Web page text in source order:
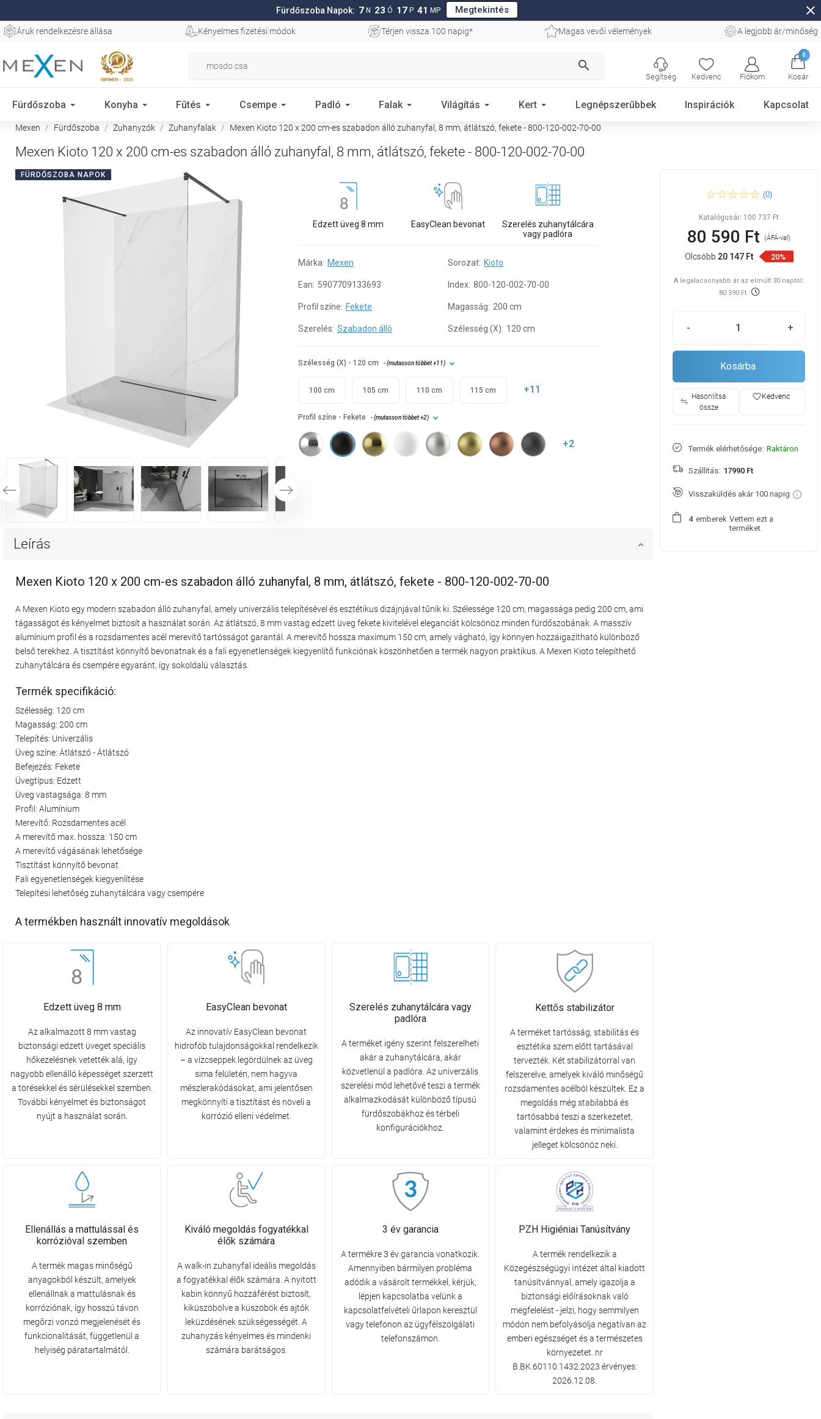
Fürdőszoba Napok: 7 N 23 Ó 17 P 40 MP Megtekintés close
Áruk rendelkezésre állása Kényelmes fizetési módok Térjen vissza 100 napig* Magas vevői vélemények A legjobb ár/minőség
search
Kedvenc Fiókom
0
Kosár
Segítség
Fürdőszoba Konyha Fűtés Csempe Padló Falak Világítás Kert Legnépszerűbbek Inspirációk Kapcsolat
Mexen Fürdőszoba Zuhanyzók Zuhanyfalak Mexen Kioto 120 x 200 cm-es szabadon álló zuhanyfal, 8 mm, átlátszó, fekete - 800-120-002-70-00
Mexen Kioto 120 x 200 cm-es szabadon álló zuhanyfal, 8 mm, átlátszó, fekete - 800-120-002-70-00
FÜRDŐSZOBA NAPOK
Edzett üveg 8 mm EasyClean bevonat
Szerelés zuhanytálcára
vagy padlóra
Márka: Mexen Sorozat: Kioto
Ean: 5907709133693 Index: 800-120-002-70-00
Profil színe: Fekete Magasság: 200 cm
Szerelés: Szabadon álló Szélesség (X): 120 cm
Profil színe - Fekete - (mutasson többet+2)
+2
Szélesség (X) - 120 cm - (mutasson többet+11)
100 cm 105 cm 110 cm 115 cm +11
Leírás
Mexen Kioto 120 x 200 cm-es szabadon álló zuhanyfal, 8 mm, átlátszó, fekete - 800-120-002-70-00
A Mexen Kioto egy modern szabadon álló zuhanyfal, amely univerzális telepítésével és esztétikus dizájnjával tűnik ki. Szélessége 120 cm, magassága pedig 200 cm, ami
tágasságot és kényelmet biztosít a használat során. Az átlátszó, 8 mm vastag edzett üveg fekete kivitelével eleganciát kölcsönöz minden fürdőszobának. A masszív
alumínium profil és a rozsdamentes acél merevítő tartósságot garantál. A merevítő hossza maximum 150 cm, amely vágható, így könnyen hozzáigazítható különböző
belső terekhez. A tisztítást könnyítő bevonatnak és a fali egyenetlenségek kiegyenlítő funkciónak köszönhetően a termék nagyon praktikus. A Mexen Kioto telepíthető
zuhanytálcára és csempére egyaránt, így sokoldalú választás.
Termék specifikáció:
Szélesség: 120 cm
Magasság: 200 cm
Telepítés: Univerzális
Üveg színe: Átlátszó - Átlátszó
Befejezés: Fekete
Üvegtípus: Edzett
Üveg vastagsága: 8 mm
Profil: Alumínium
Merevítő: Rozsdamentes acél
A merevítő max. hossza: 150 cm
A merevítő vágásának lehetősége
Tisztítást könnyítő bevonat
Fali egyenetlenségek kiegyenlítése
Telepítési lehetőség zuhanytálcára vagy csempére
A termékben használt innovatív megoldások
Edzett üveg 8 mm
Az alkalmazott 8 mm vastag
biztonsági edzett üveget speciális
hőkezelésnek vetették alá, így
nagyobb ellenálló képességet szerzett
a törésekkel és sérülésekkel szemben.
További kényelmet és biztonságot
nyújt a használat során.
EasyClean bevonat
Az innovatív EasyClean bevonat
hidrofób tulajdonságokkal rendelkezik
– a vízcseppek legördülnek az üveg
sima felületén, nem hagyva
mészlerakódásokat, ami jelentősen
megkönnyíti a tisztítást és növeli a
korrózió elleni védelmet.
Szerelés zuhanytálcára vagy
padlóra
A terméket igény szerint felszerelheti
akár a zuhanytálcára, akár
közvetlenül a padlóra. Az univerzális
szerelési mód lehetővé teszi a termék
alkalmazkodását különböző típusú
fürdőszobákhoz és térbeli
konfigurációkhoz.
Kettős stabilizátor
A terméket tartósság, stabilitás és
esztétika szem előtt tartásával
tervezték. Két stabilizátorral van
felszerelve, amelyek kiváló minőségű
rozsdamentes acélból készültek. Ez a
megoldás még stabilabbá és
tartósabbá teszi a szerkezetet,
valamint érdekes és minimalista
jelleget kölcsönöz neki.
Ellenállás a mattulással és
korrózióval szemben
A termék magas minőségű
anyagokból készült, amelyek
ellenállnak a mattulásnak és
korróziónak, így hosszú távon
megőrzi vonzó megjelenését és
funkcionalitását, függetlenül a
helyiség páratartalmától.
Kiváló megoldás fogyatékkal
élők számára
A walk-in zuhanyfal ideális megoldás
a fogyatékkal élők számára. A nyitott
kabin könnyű hozzáférést biztosít,
kiküszöbölve a küszöbök és ajtók
leküzdésének szükségességét. A
zuhanyzás kényelmes és mindenki
számára barátságos.
3 év garancia
A termékre 3 év garancia vonatkozik.
Amennyiben bármilyen probléma
adódik a vásárolt termékkel, kérjük,
lépjen kapcsolatba velünk a
kapcsolatfelvételi űrlapon keresztül
vagy telefonon az ügyfélszolgálati
telefonszámon.
PZH Higiéniai Tanúsítvány
A termék rendelkezik a
Közegészségügyi Intézet által kiadott
tanúsítvánnyal, amely igazolja a
biztonsági előírásoknak való
megfelelést - jelzi, hogy semmilyen
módon nem befolyásolja negatívan az
emberi egészséget és a természetes
környezetet. nr
B.BK.60110.1432.2023 érvényes:
2026.12.08.
szabadon álló zuhanyfal, 8
120-002-70-00
(0)
Katalógusár: 100 737 Ft
80 590 Ft(ÁFÁ-val)
Olcsóbb 20 147 Ft 20%
A legalacsonyabb ár az elmúlt 30 naptól:
80 590 Ft
- +
Kosárba
Hasonlítsa
össze
favorite_borderKedvenc
Termék elérhetősége: Raktáron
Szállítás: 17990 Ft
Visszaküldés akár 100 napig
4 emberek Vettem ezt a
terméket.